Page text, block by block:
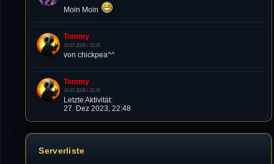
Moin Moin
Tommy
10.07.2026 / 22:25
von chickpea^^
Tommy
10.07.2026 / 22:25
Letzte Aktivität:
27. Dez 2023, 22:48
DieWildeHilde
Serverliste